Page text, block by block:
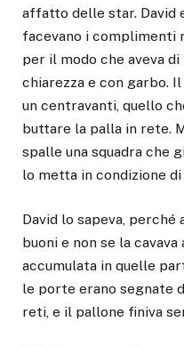
affatto delle star. David
facevano i complimenti
per il modo che aveva
chiarezza e con garbo.
un centravanti, quello
buttare la palla in rete.
spalle una squadra che
lo metta in condizione di
David lo sapeva, perché
buoni e non se la
accumulata in quelle
le porte erano segnate
reti, e il pallone finiva